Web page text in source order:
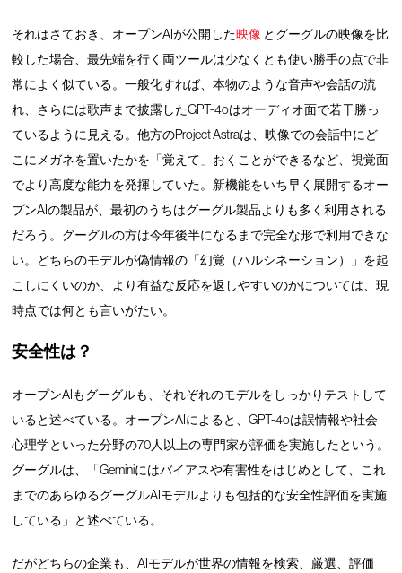
それはさておき、オープンAIが公開した映像 とグーグルの映像を比
較した場合、最先端を行く両ツールは少なくとも使い勝手の点で非
常によく似ている。一般化すれば、本物のような音声や会話の流
れ、さらには歌声まで披露したGPT-4oはオーディオ面で若干勝っ
ているように見える。他方のProject Astraは、映像での会話中にど
こにメガネを置いたかを「覚えて」おくことができるなど、視覚面
でより高度な能力を発揮していた。新機能をいち早く展開するオー
プンAIの製品が、最初のうちはグーグル製品よりも多く利用される
だろう。グーグルの方は今年後半になるまで完全な形で利用できな
い。どちらのモデルが偽情報の「幻覚（ハルシネーション）」を起
こしにくいのか、より有益な反応を返しやすいのかについては、現
時点では何とも言いがたい。
安全性は？
オープンAIもグーグルも、それぞれのモデルをしっかりテストして
いると述べている。オープンAIによると、GPT-4oは誤情報や社会
心理学といった分野の70人以上の専門家が評価を実施したという。
グーグルは、「Geminiにはバイアスや有害性をはじめとして、これ
までのあらゆるグーグルAIモデルよりも包括的な安全性評価を実施
している」と述べている。
だがどちらの企業も、AIモデルが世界の情報を検索、厳選、評価